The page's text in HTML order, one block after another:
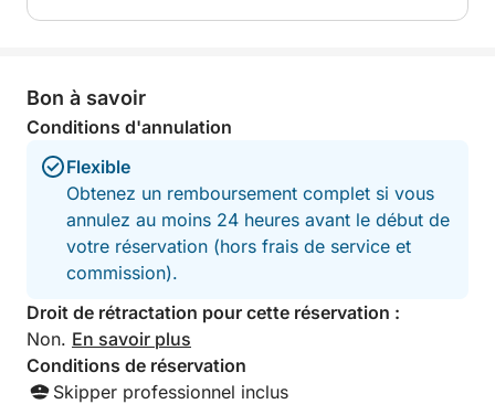
prix de la location.
aucune explication. Je déconseille fortement cette
société de location !
Bon à savoir
Conditions d'annulation
Flexible
Obtenez un remboursement complet si vous
annulez au moins 24 heures avant le début de
votre réservation (hors frais de service et
commission).
Droit de rétractation pour cette réservation :
Non. En savoir plus
Conditions de réservation
Skipper professionnel inclus